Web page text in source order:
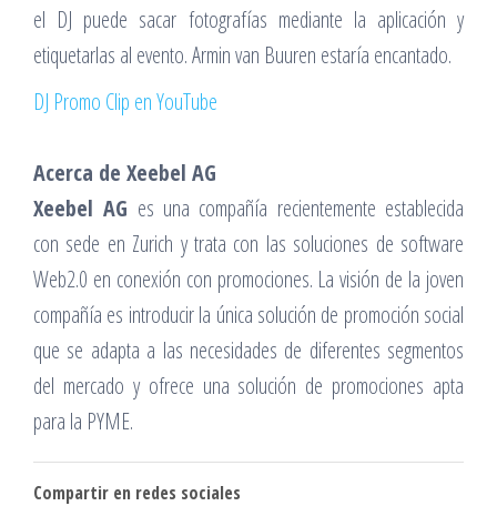
el DJ puede sacar fotografías mediante la aplicación y
etiquetarlas al evento. Armin van Buuren estaría encantado.
DJ Promo Clip en YouTube
Acerca de Xeebel AG
Xeebel AG es una compañía recientemente establecida
con sede en Zurich y trata con las soluciones de software
Web2.0 en conexión con promociones. La visión de la joven
compañía es introducir la única solución de promoción social
que se adapta a las necesidades de diferentes segmentos
del mercado y ofrece una solución de promociones apta
para la PYME.
Compartir en redes sociales